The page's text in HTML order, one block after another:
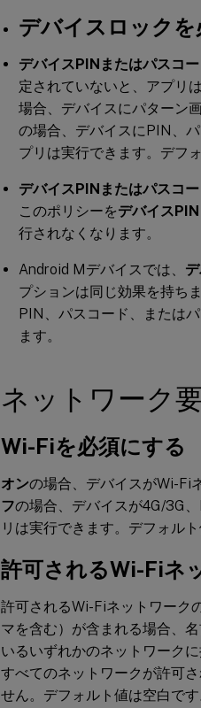
デバイスロックを
デバイスPINまたはパスコ
定されていないと、アプリ
場合、デバイスにパターン
の場合、デバイスにPIN、
プリは実行できます。デフ
デバイスPINまたはパスコ
このポリシーをデバイス
行されなくなります。
Android Mデバイスでは、
プションは同じ効果を持ち
PIN、パスコード、または
ます。
ネットワーク
Wi-Fiを必須にする
オンの場合、デバイスがWi-Fi
フの場合、デバイスが4G/3G
リは実行できます。デフォル
許可されるWi-Fiネ
許可されるWi-Fiネットワーク
マを含む）が含まれる場合、
いるいずれかのネットワーク
すべてのネットワークが許可
せん。デフォルト値は空白です